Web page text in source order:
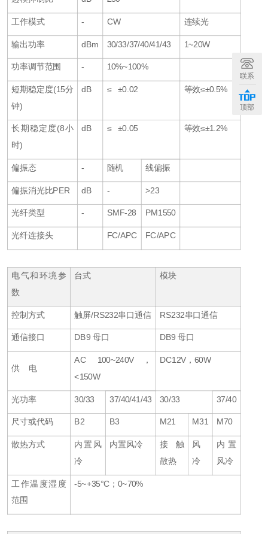
工作模式 - CW 连续光
输出功率 dBm 30/33/37/40/41/43 1~20W
功率调节范围 - 10%~100%
短期稳定度(15分
钟)
dB ≤ ±0.02 等效≤±0.5%
长期稳定度(8小
时)
dB ≤ ±0.05 等效≤±1.2%
偏振态 - 随机 线偏振
偏振消光比PER dB - >23
光纤类型 - SMF-28 PM1550
光纤连接头 FC/APC FC/APC
电气和环境参
数
台式 模块
控制方式 触屏/RS232串口通信 RS232串口通信
通信接口 DB9 母口 DB9 母口
供 电
AC 100~240V，
<150W
DC12V，60W
光功率 30/33 37/40/41/43 30/33 37/40
尺寸或代码 B2 B3 M21 M31 M70
散热方式 内置风
冷
内置风冷 接触
散热
风
冷
内置
风冷
工作温度湿度
范围
-5~+35°C；0~70%
联系
顶部